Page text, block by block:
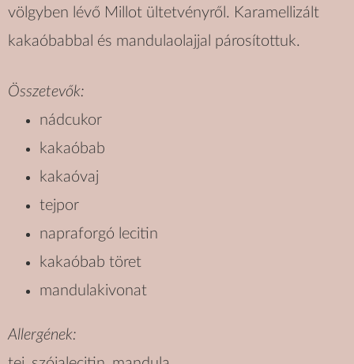
völgyben lévő Millot ültetvényről. Karamellizált
kakaóbabbal és mandulaolajjal párosítottuk.
Összetevők:
nádcukor
kakaóbab
kakaóvaj
tejpor
napraforgó lecitin
kakaóbab töret
mandulakivonat
Allergének: